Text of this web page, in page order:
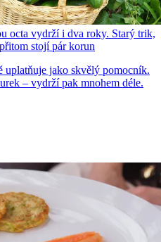
octa vydrží i dva roky. Starý trik,
stojí pár korun
uplatňuje jako skvělý pomocník.
– vydrží pak mnohem déle.